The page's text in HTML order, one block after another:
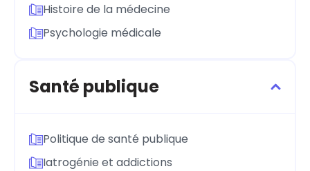
Histoire de la médecine
Psychologie médicale
Santé publique
Politique de santé publique
Iatrogénie et addictions